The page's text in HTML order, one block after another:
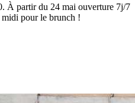
À partir du 24 mai ouverture 7j/7
midi pour le brunch !